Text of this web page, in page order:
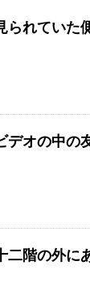
られていた
デオの中の
二階の外に